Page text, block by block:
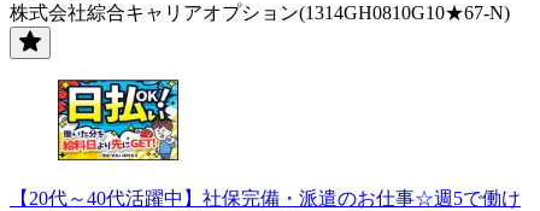
株式会社綜合キャリアオプション(1314GH0810G10★67-N)
【20代～40代活躍中】社保完備・派遣のお仕事☆週5で働け